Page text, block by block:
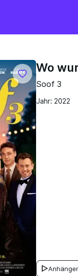
Wo
Soof 3
Jahr: 2022
Anhänger